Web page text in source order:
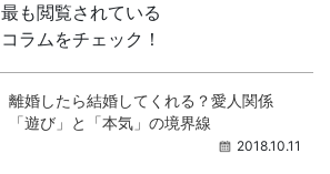
最も閲覧されている
コラムをチェック！
離婚したら結婚してくれる？愛人関係
「遊び」と「本気」の境界線
2018.10.11